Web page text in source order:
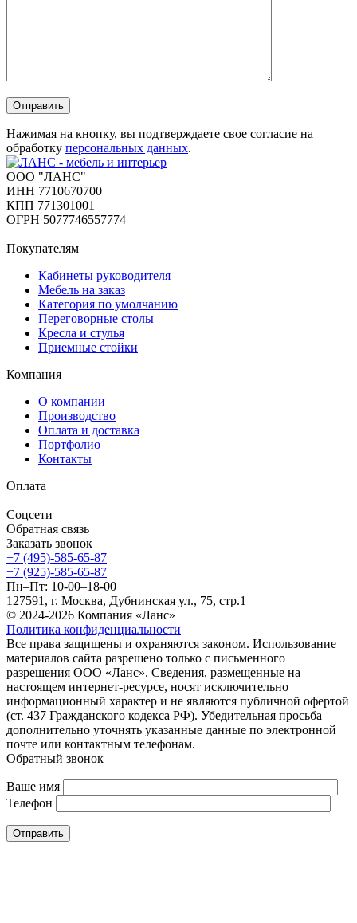
Отправить
Нажимая на кнопку, вы подтверждаете свое согласие на
обработку персональных данных.
ООО "ЛАНС"
ИНН 7710670700
КПП 771301001
ОГРН 5077746557774
Покупателям
Кабинеты руководителя
Мебель на заказ
Категория по умолчанию
Переговорные столы
Кресла и стулья
Приемные стойки
Компания
О компании
Производство
Оплата и доставка
Портфолио
Контакты
Оплата
Соцсети
Обратная связь
Заказать звонок
+7 (495)-585-65-87
+7 (925)-585-65-87
Пн–Пт: 10-00–18-00
127591, г. Москва, Дубнинская ул., 75, стр.1
© 2024-2026 Компания «Ланс»
Политика конфиденциальности
Все права защищены и охраняются законом. Использование
материалов сайта разрешено только с письменного
разрешения ООО «Ланс». Сведения, размещенные на
настоящем интернет-ресурсе, носят исключительно
информационный характер и не являются публичной офертой
(ст. 437 Гражданского кодекса РФ). Убедительная просьба
дополнительно уточнять указанные данные по электронной
почте или контактным телефонам.
Обратный звонок
Ваше имя
Телефон
Отправить